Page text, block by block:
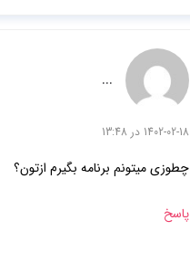
...
1402-02-18 در 13:48
چطوزی میتونم برنامه بگیرم ازتون؟
پاسخ